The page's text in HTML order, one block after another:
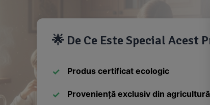
🌟 De Ce Este Special Acest
Produs certificat ecologic
Proveniență exclusiv din agricultură